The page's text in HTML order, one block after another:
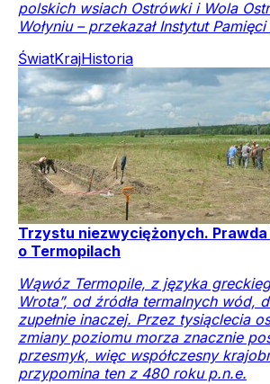
polskich wsiach Ostrówki i Wola
Wołyniu – przekazał Instytut
ŚwiatKrajHistoria
Trzystu niezwyciężonych. Prawda
o Termopilach
Wąwóz Termopile, z języka
Wrota”, od źródła termalnych wód,
zupełnie inaczej. Przez tysiąclecia
zmiany poziomu morza znacznie
przesmyk, więc współczesny
przypomina ten z 480 roku p.n.e.